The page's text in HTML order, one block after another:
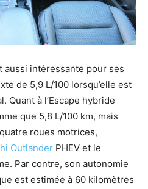
aussi intéressante pour ses
de 5,9 L/100 lorsqu’elle est
Quant à l’Escape hybride
que 5,8 L/100 km, mais
roues motrices,
Outlander PHEV et le
Par contre, son autonomie
est estimée à 60 kilomètres